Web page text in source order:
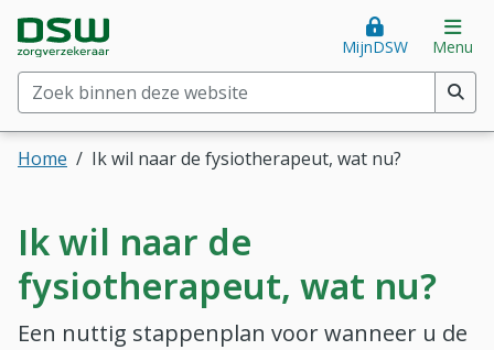
Direct naar hoofdinhoud
Direct naar hoofdmenuDSW Zorgverzekeraar. Goed voor je.
Zoek binnen deze website(min. 2 tekens)
MijnDSW Menu
Home Ik wil naar de fysiotherapeut, wat nu?
Ik wil naar de
fysiotherapeut, wat nu?
Een nuttig stappenplan voor wanneer u de